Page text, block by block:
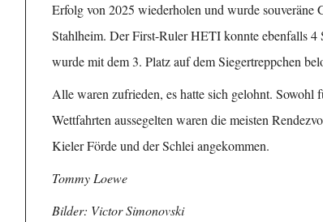
Erfolg von 2025 wiederholen und wurde souveräne
Stahlheim. Der First-Ruler HETI konnte ebenfalls 4
wurde mit dem 3. Platz auf dem Siegertreppchen
Alle waren zufrieden, es hatte sich gelohnt.
Wettfahrten aussegelten waren die meisten
Kieler Förde und der Schlei angekommen.
Tommy Loewe
Bilder: Victor Simonovski